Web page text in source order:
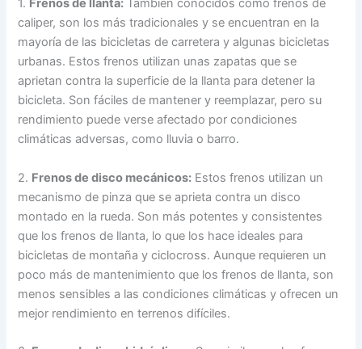
1. Frenos de llanta: También conocidos como frenos de
caliper, son los más tradicionales y se encuentran en la
mayoría de las bicicletas de carretera y algunas bicicletas
urbanas. Estos frenos utilizan unas zapatas que se
aprietan contra la superficie de la llanta para detener la
bicicleta. Son fáciles de mantener y reemplazar, pero su
rendimiento puede verse afectado por condiciones
climáticas adversas, como lluvia o barro.
2. Frenos de disco mecánicos: Estos frenos utilizan un
mecanismo de pinza que se aprieta contra un disco
montado en la rueda. Son más potentes y consistentes
que los frenos de llanta, lo que los hace ideales para
bicicletas de montaña y ciclocross. Aunque requieren un
poco más de mantenimiento que los frenos de llanta, son
menos sensibles a las condiciones climáticas y ofrecen un
mejor rendimiento en terrenos difíciles.